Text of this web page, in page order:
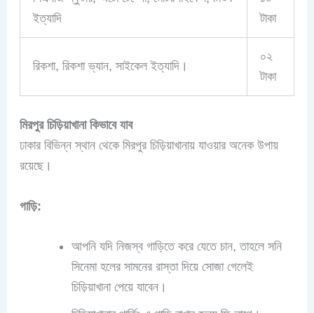
ইত্যাদি
টাকা
রিকশা, রিকশা ভ্যান, সাইকেল ইত্যাদি।
০২
টাকা
মিরপুর চিড়িয়াখানা কিভাবে যাব
ঢাকার বিভিন্ন স্থান থেকে মিরপুর চিড়িয়াখানায় যাওয়ার অনেক উপায়
রয়েছে।
গাড়ি:
আপনি যদি নিজস্ব গাড়িতে করে যেতে চান, তাহলে সনি
সিনেমা হলের সামনের রাস্তা দিয়ে সোজা গেলেই
চিড়িয়াখানা পেয়ে যাবেন।